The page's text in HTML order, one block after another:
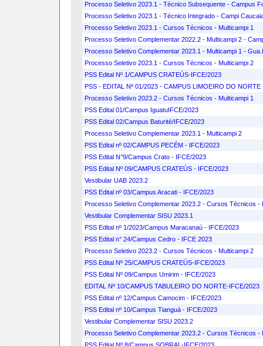
Processo Seletivo 2023.1 - Técnico Subsequente - Campus
Processo Seletivo 2023.1 - Técnico Integrado - Campi
Processo Seletivo 2023.1 - Cursos Técnicos - Multicampi 1
Processo Seletivo Complementar 2022.2 - Multicampi 2 -
Processo Seletivo Complementar 2023.1 - Multicampi 1 -
Processo Seletivo 2023.1 - Cursos Técnicos - Multicampi 2
PSS Edital Nº 1/CAMPUS CRATEÚS-IFCE/2023
PSS - EDITAL Nº 01/2023 - CAMPUS LIMOEIRO DO NORTE
Processo Seletivo 2023.2 - Cursos Técnicos - Multicampi 1
PSS Edital 01/Campus IguatuIFCE/2023
PSS Edital 02/Campus Baturité/IFCE/2023
Processo Seletivo Complementar 2023.1 - Multicampi 2
PSS Edital nº 02/CAMPUS PECÉM - IFCE/2023
PSS Edital N°9/Campus Crato - IFCE/2023
PSS Edital Nº 09/CAMPUS CRATEÚS - IFCE/2023
Vestibular UAB 2023.2
PSS Edital nº 03/Campus Aracati - IFCE/2023
Processo Seletivo Complementar 2023.2 - Cursos Técnicos -
Vestibular Complementar SISU 2023.1
PSS Edital nº 1/2023/Campus Maracanaú - IFCE/2023
PSS Edital n° 24/Campus Cedro - IFCE 2023
Processo Seletivo 2023.2 - Cursos Técnicos - Multicampi 2
PSS Edital Nº 25/CAMPUS CRATEÚS-IFCE/2023
PSS Edital Nº 09/Campus Umirim - IFCE/2023
EDITAL Nº 10/CAMPUS TABULEIRO DO NORTE-IFCE/2023
PSS Edital nº 12/Campus Camocim - IFCE/2023
PSS Edital nº 10/Campus Tianguá - IFCE/2023
Vestibular Complementar SISU 2023.2
Processo Seletivo Complementar 2023.2 - Cursos Técnicos -